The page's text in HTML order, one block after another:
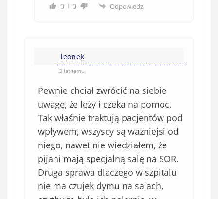
0 0 Odpowiedz
leonek
2 lat temu
Pewnie chciał zwrócić na siebie
uwagę, że leży i czeka na pomoc.
Tak właśnie traktują pacjentów pod
wpływem, wszyscy są ważniejsi od
niego, nawet nie wiedziałem, że
pijani mają specjalną salę na SOR.
Druga sprawa dlaczego w szpitalu
nie ma czujek dymu na salach,